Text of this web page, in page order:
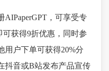
，可享受专
可获得9折优惠，同时参
户下单可获得20%分
抖音或B站发布产品宣传